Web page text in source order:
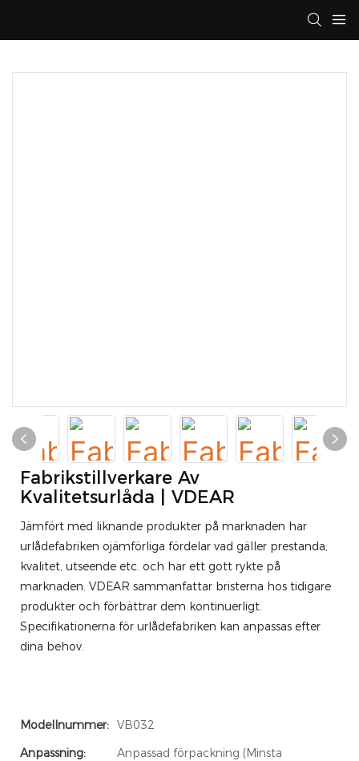
Fabrikstillverkare Av
Kvalitetsurlåda | VDEAR
Jämfört med liknande produkter på marknaden har
urlådefabriken ojämförliga fördelar vad gäller prestanda,
kvalitet, utseende etc. och har ett gott rykte på
marknaden. VDEAR sammanfattar bristerna hos tidigare
produkter och förbättrar dem kontinuerligt.
Specifikationerna för urlådefabriken kan anpassas efter
dina behov.
Modellnummer: VB032
Anpassning:
Anpassad förpackning (Minsta